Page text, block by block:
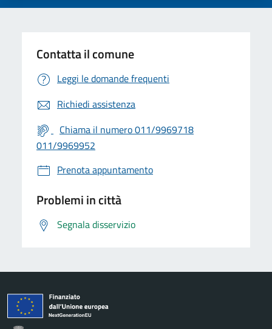
Contatta il comune
Leggi le domande frequenti
Richiedi assistenza
Chiama il numero 011/9969718
011/9969952
Prenota appuntamento
Problemi in città
Segnala disservizio